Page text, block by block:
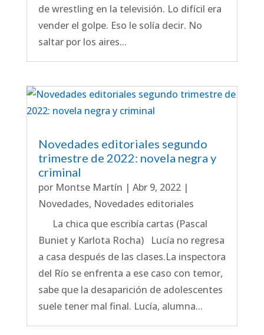
de wrestling en la televisión. Lo difícil era
vender el golpe. Eso le solía decir. No
saltar por los aires...
Novedades editoriales segundo
trimestre de 2022: novela negra y
criminal
por Montse Martín | Abr 9, 2022|
Novedades, Novedades editoriales
La chica que escribía cartas (Pascal
Buniet y Karlota Rocha) Lucía no regresa
a casa después de las clases.La inspectora
del Río se enfrenta a ese caso con temor,
sabe que la desaparición de adolescentes
suele tener mal final. Lucía, alumna...